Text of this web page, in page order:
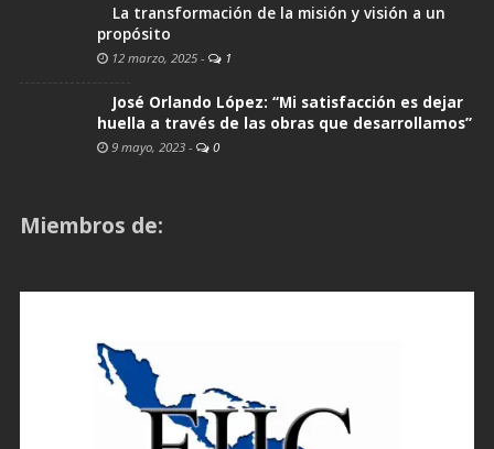
La transformación de la misión y visión a un
propósito
12 marzo, 2025 - 1
José Orlando López: “Mi satisfacción es dejar
huella a través de las obras que desarrollamos”
9 mayo, 2023 - 0
Miembros de: